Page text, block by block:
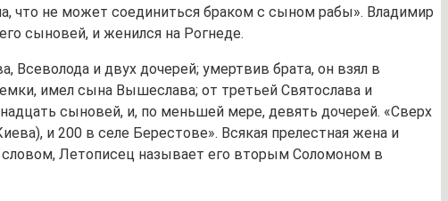
что не может соединиться браком с сыном рабы». Владимир
сыновей, и женился на Рогнеде.
Всеволода и двух дочерей; умертвив брата, он взял в
имел сына Вышеслава; от третьей Святослава и
сыновей, и, по меньшей мере, девять дочерей. «Сверх
и 200 в селе Берестове». Всякая прелестная жена и
Летописец называет его вторым Соломоном в